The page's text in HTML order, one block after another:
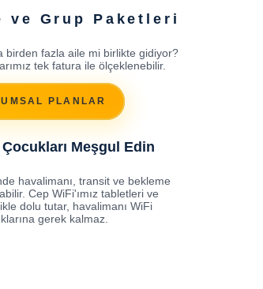
ve Grup Paketleri
birden fazla aile mi birlikte gidiyor?
tek fatura ile ölçeklenebilir.
PLANLAR
Meşgul Edin
havalimanı, transit ve bekleme
Cep WiFi'ımız tabletleri ve
dolu tutar, havalimanı WiFi
gerek kalmaz.